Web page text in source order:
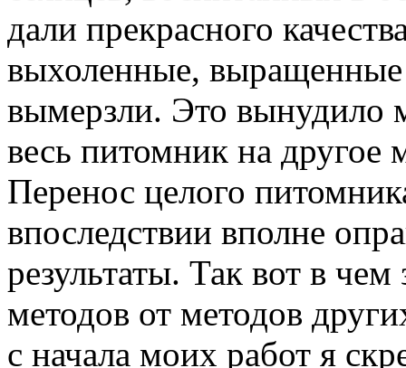
дали прекрасного
выхоленные,
вымерзли. Это вынудило
весь питомник на другое
Перенос целого
впоследствии вполне
результаты. Так вот в
методов от методов
с начала моих работ я